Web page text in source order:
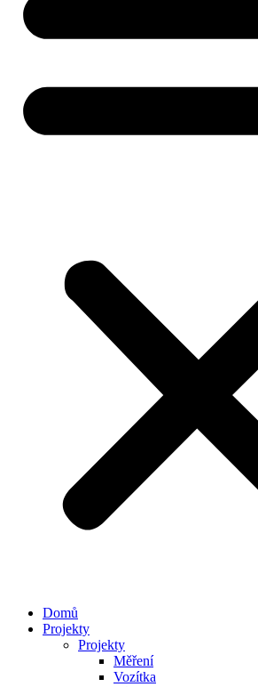
Domů
Projekty
Projekty
Měření
Vozítka